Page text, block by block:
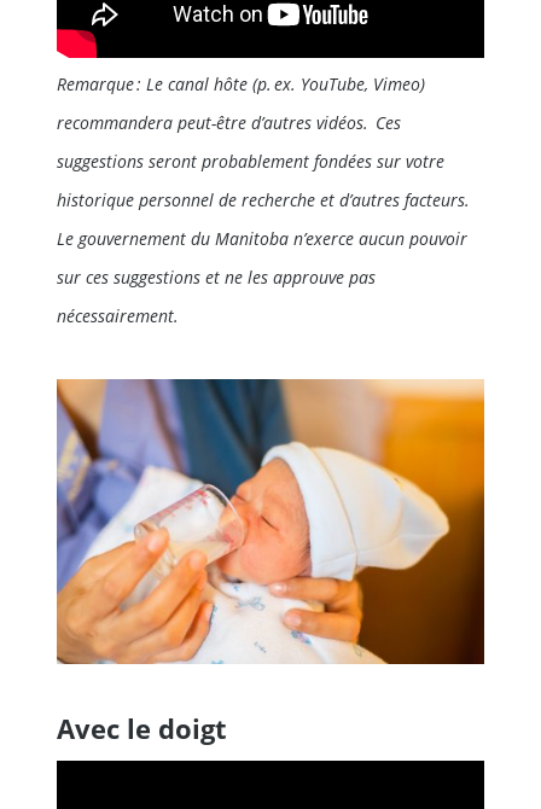
Remarque : Le canal hôte (p. ex. YouTube, Vimeo)
recommandera peut-être d’autres vidéos. Ces
suggestions seront probablement fondées sur votre
historique personnel de recherche et d’autres facteurs.
Le gouvernement du Manitoba n’exerce aucun pouvoir
sur ces suggestions et ne les approuve pas
nécessairement.
Avec le doigt